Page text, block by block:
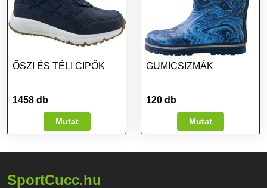
ŐSZI ÉS TÉLI CIPŐK
1458 db
Mutat
GUMICSIZMÁK
120 db
Mutat
SportCucc.hu